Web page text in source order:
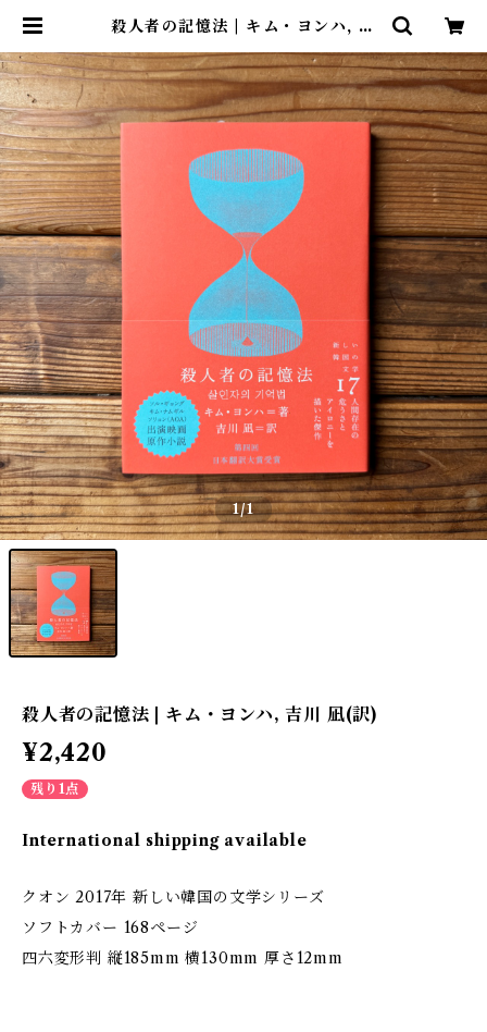
殺人者の記憶法 | キム・ヨンハ, 吉
屋 トンガ坂文庫
1/1
殺人者の記憶法 | キム・ヨンハ, 吉川 凪(訳)
¥2,420
残り1点
International shipping available
クオン 2017年 新しい韓国の文学シリーズ
ソフトカバー 168ページ
四六変形判 縦185mm 横130mm 厚さ12mm